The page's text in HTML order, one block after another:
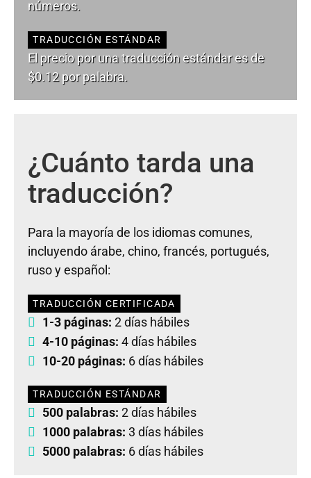
números.
TRADUCCIÓN ESTÁNDAR
El precio por una traducción estándar es de
$0.12 por palabra.
¿Cuánto tarda una
traducción?
Para la mayoría de los idiomas comunes,
incluyendo árabe, chino, francés, portugués,
ruso y español:
TRADUCCIÓN CERTIFICADA
1-3 páginas: 2 días hábiles
4-10 páginas: 4 días hábiles
10-20 páginas: 6 días hábiles
TRADUCCIÓN ESTÁNDAR
500 palabras: 2 días hábiles
1000 palabras: 3 días hábiles
5000 palabras: 6 días hábiles